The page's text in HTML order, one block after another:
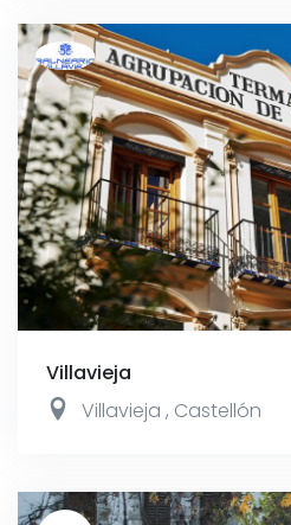
Villavieja
Villavieja , Castellón